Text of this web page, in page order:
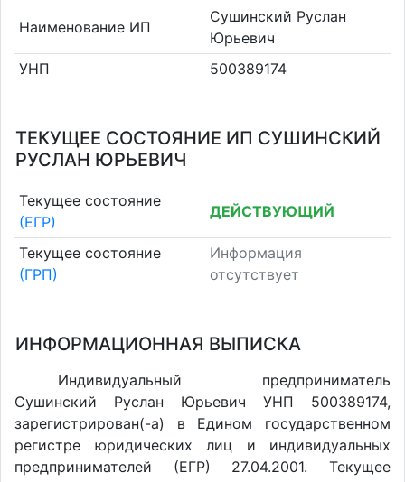
Наименование ИП
Сушинский Руслан
Юрьевич
УНП
500389174
ТЕКУЩЕЕ СОСТОЯНИЕ ИП СУШИНСКИЙ
РУСЛАН ЮРЬЕВИЧ
Текущее состояние
(ЕГР)
ДЕЙСТВУЮЩИЙ
Текущее состояние
(ГРП)
Информация
отсутствует
ИНФОРМАЦИОННАЯ ВЫПИСКА
Индивидуальный предприниматель
Сушинский Руслан Юрьевич УНП 500389174,
зарегистрирован(-а) в Едином государственном
регистре юридических лиц и индивидуальных
предпринимателей (ЕГР) 27.04.2001. Текущее